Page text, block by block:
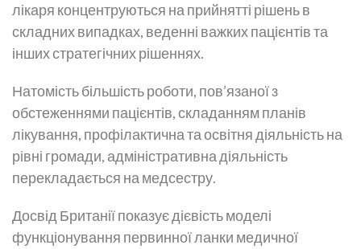
лікаря концентруються на прийнятті рішень в
складних випадках, веденні важких пацієнтів та
інших стратегічних рішеннях.
Натомість більшість роботи, пов’язаної з
обстеженнями пацієнтів, складанням планів
лікування, профілактична та освітня діяльність на
рівні громади, адміністративна діяльність
перекладається на медсестру.
Досвід Британії показує дієвість моделі
функціонування первинної ланки медичної